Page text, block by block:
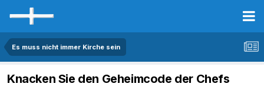
Es muss nicht immer Kirche sein
Knacken Sie den Geheimcode der Chefs